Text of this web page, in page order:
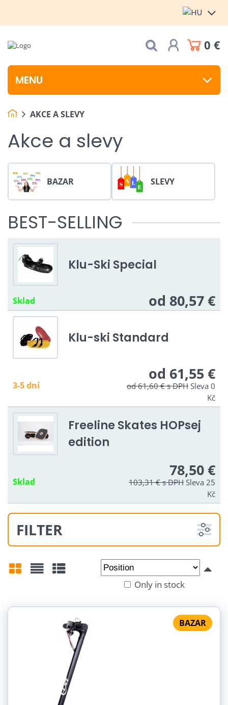
0 €
MENU
AKCE A SLEVY
Akce a slevy
BAZAR SLEVY
BEST-SELLING
Klu-Ski Special
Sklad od 80,57 €
Klu-ski Standard
3-5 dní
od 61,55 €
od 61,60 €s DPHSleva 0
Kč
Freeline Skates HOPsej
edition
Sklad
78,50 €
103,31 €s DPHSleva 25
Kč
FILTER
To:
By use:
For adults (1)
Only in stock
BAZAR